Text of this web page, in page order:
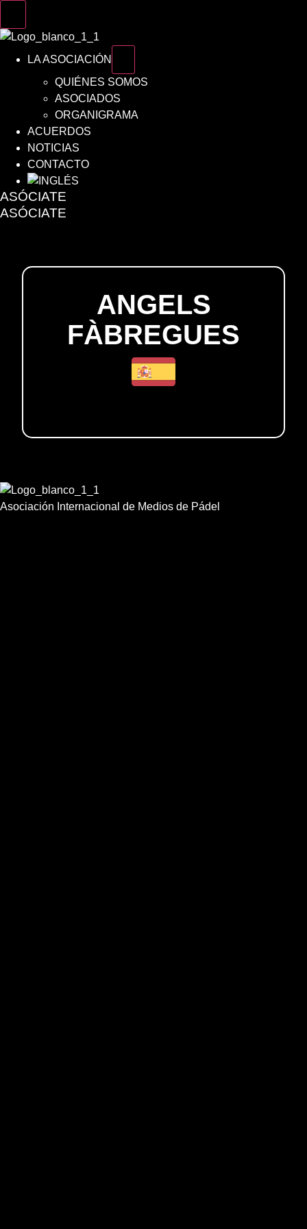
LA ASOCIACIÓN
QUIÉNES SOMOS
ASOCIADOS
ORGANIGRAMA
ACUERDOS
NOTICIAS
CONTACTO
ASÓCIATE
ASÓCIATE
ANGELS
FÀBREGUES
Asociación Internacional de Medios de Pádel